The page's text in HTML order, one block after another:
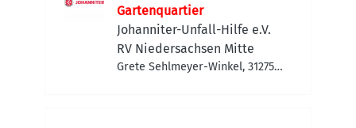
Gartenquartier
Johanniter-Unfall-Hilfe e.V.
RV Niedersachsen Mitte
Grete Sehlmeyer-Winkel, 31275